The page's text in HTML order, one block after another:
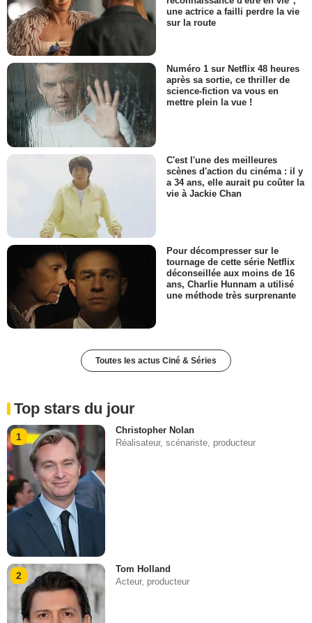
une actrice a failli perdre la vie
sur la route
Numéro 1 sur Netflix 48 heures
après sa sortie, ce thriller de
science-fiction va vous en
mettre plein la vue !
C'est l'une des meilleures
scènes d'action du cinéma : il y
a 34 ans, elle aurait pu coûter la
vie à Jackie Chan
Pour décompresser sur le
tournage de cette série Netflix
déconseillée aux moins de 16
ans, Charlie Hunnam a utilisé
une méthode très surprenante
Toutes les actus Ciné & Séries
Top stars du jour
1
Christopher Nolan
Réalisateur, scénariste, producteur
2
Tom Holland
Acteur, producteur